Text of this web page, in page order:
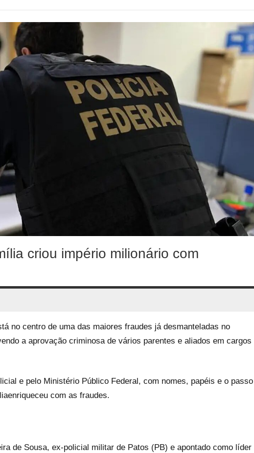
criou império milionário com
no centro de uma das maiores fraudes já desmanteladas no
a aprovação criminosa de vários parentes e aliados em cargos
e pelo Ministério Público Federal, com nomes, papéis e o passo
com as fraudes.
de Sousa, ex-policial militar de Patos (PB) e apontado como líder